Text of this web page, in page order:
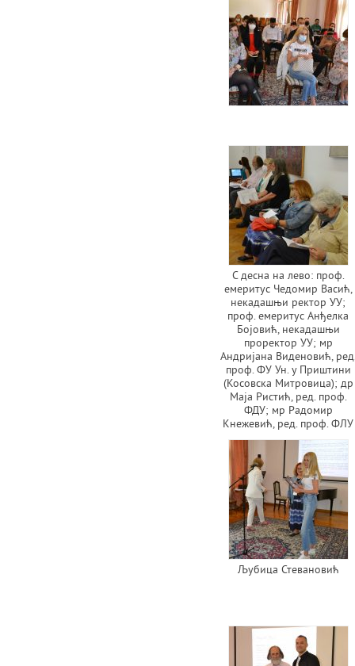
С десна на лево: проф.
емеритус Чедомир Васић,
некадашњи ректор УУ;
проф. емеритус Анђелка
Бојовић, некадашњи
проректор УУ; мр
Андријана Виденовић,
проф. ФУ Ун. у Приштини
(Косовска Митровица); др
Маја Ристић, ред. проф.
ФДУ; мр Радомир
Кнежевић, ред. проф. ФЛУ
Љубица Стевановић